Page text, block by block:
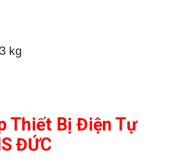
kg
Thiết Bị Điện Tự
ĐỨC